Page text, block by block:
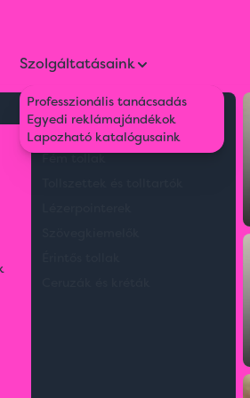
Környezetbarát tollak
Műanyag tollak
Fém tollak
Szolgáltatásaink
Professzionális tanácsadás
Egyedi reklámajándékok
Lapozható katalógusaink